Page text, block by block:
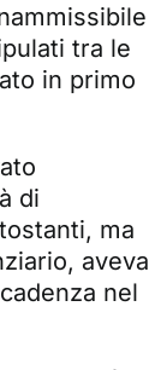
tra le
in primo
di
ma
aveva
nel